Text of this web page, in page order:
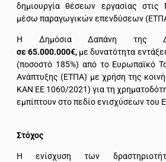
δημιουργία θέσεων εργασίας
μέσω παραγωγικών επενδύσεων
Η Δημόσια Δαπάνη της
σε 65.000.000€, με δυνατότητα
(ποσοστό 185%) από το Ευρωπαϊκό
Ανάπτυξης (ΕΤΠΑ) με χρήση της
ΚΑΝ ΕΕ 1060/2021) για τη
εμπίπτουν στο πεδίο ενισχύσεων του
Στόχος
Η ενίσχυση των